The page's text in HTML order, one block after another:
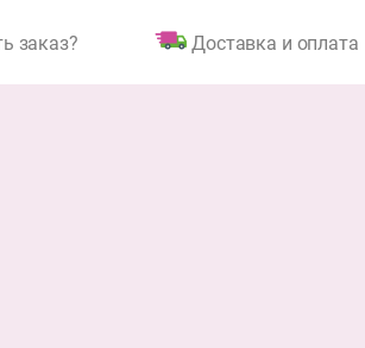
заказ? Доставка и оплата